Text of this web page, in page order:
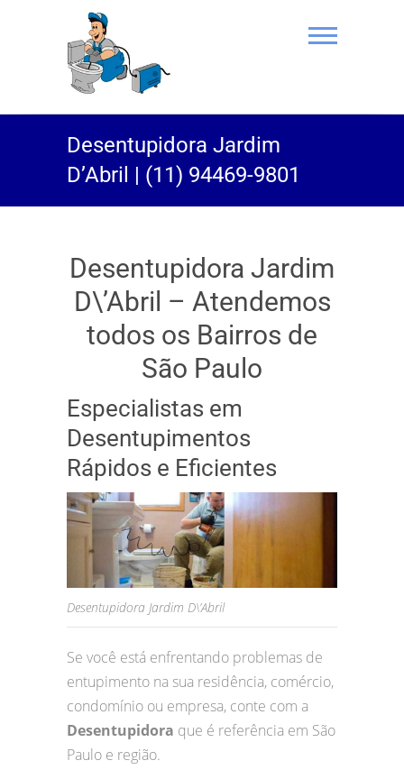
(11) 94469-
9801 |
Desentupidora
Rei do Esgoto
Desentupidora Jardim
D’Abril | (11) 94469-9801
Desentupidora Jardim
D\’Abril – Atendemos
todos os Bairros de
São Paulo
Especialistas em
Desentupimentos
Rápidos e Eficientes
Desentupidora Jardim D\’Abril
Se você está enfrentando problemas de
entupimento na sua residência, comércio,
condomínio ou empresa, conte com a
Desentupidora que é referência em São
Paulo e região.